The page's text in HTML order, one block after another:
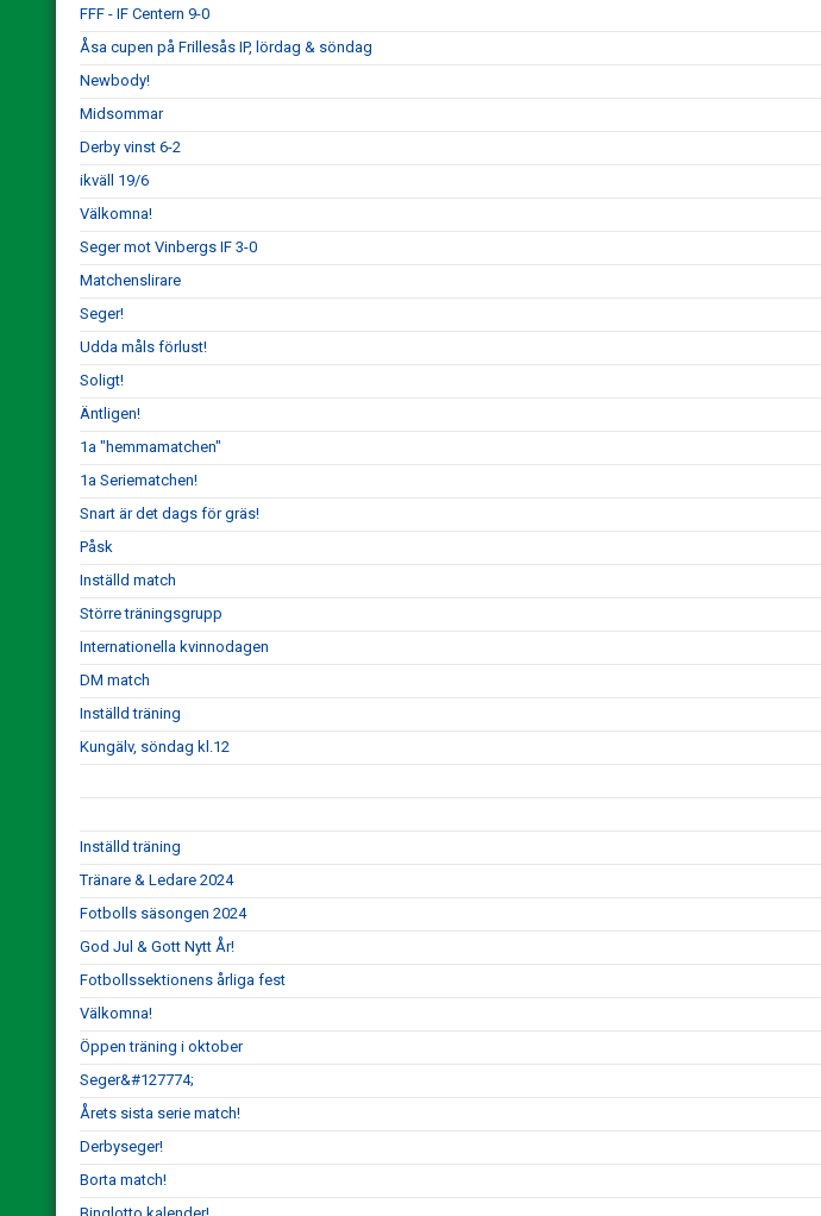
FFF - IF Centern 9-0
Åsa cupen på Frillesås IP, lördag & söndag
Newbody!
Midsommar
Derby vinst 6-2
ikväll 19/6
Välkomna!
Seger mot Vinbergs IF 3-0
Matchenslirare
Seger!
Udda måls förlust!
Soligt!
Äntligen!
1a "hemmamatchen"
1a Seriematchen!
Snart är det dags för gräs!
Påsk
Inställd match
Större träningsgrupp
Internationella kvinnodagen
DM match
Inställd träning
Kungälv, söndag kl.12
Inställd träning
Tränare & Ledare 2024
Fotbolls säsongen 2024
God Jul & Gott Nytt År!
Fotbollssektionens årliga fest
Välkomna!
Öppen träning i oktober
Seger&#127774;
Årets sista serie match!
Derbyseger!
Borta match!